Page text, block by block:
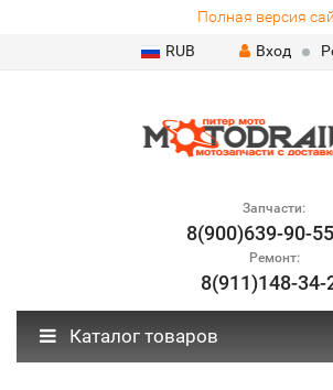
Полная версия
RUB
Вход
Запчасти:
8(900)639-90-55
Ремонт:
8(911)148-34-
Каталог товаров